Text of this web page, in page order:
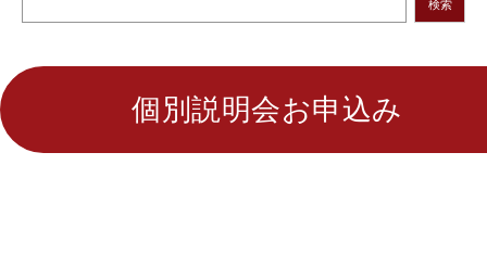
検索
個別説明会お申込み